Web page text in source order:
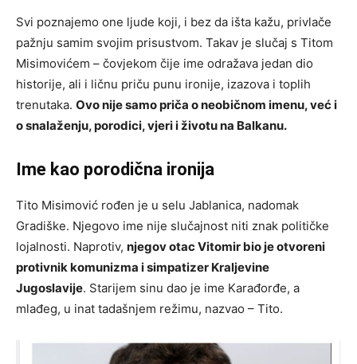
Svi poznajemo one ljude koji, i bez da išta kažu, privlače
pažnju samim svojim prisustvom. Takav je slučaj s Titom
Misimovićem – čovjekom čije ime odražava jedan dio
historije, ali i ličnu priču punu ironije, izazova i toplih
trenutaka. Ovo nije samo priča o neobičnom imenu, već i
o snalaženju, porodici, vjeri i životu na Balkanu.
Ime kao porodična ironija
Tito Misimović rođen je u selu Jablanica, nadomak
Gradiške. Njegovo ime nije slučajnost niti znak političke
lojalnosti. Naprotiv, njegov otac Vitomir bio je otvoreni
protivnik komunizma i simpatizer Kraljevine
Jugoslavije. Starijem sinu dao je ime Karađorđe, a
mlađeg, u inat tadašnjem režimu, nazvao – Tito.